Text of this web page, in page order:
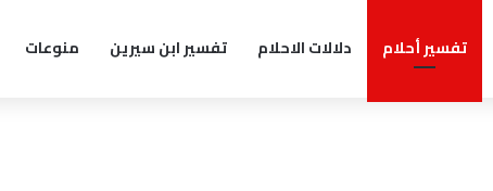
تفسير أحلام دلالات الاحلام تفسير ابن سيرين منوعات